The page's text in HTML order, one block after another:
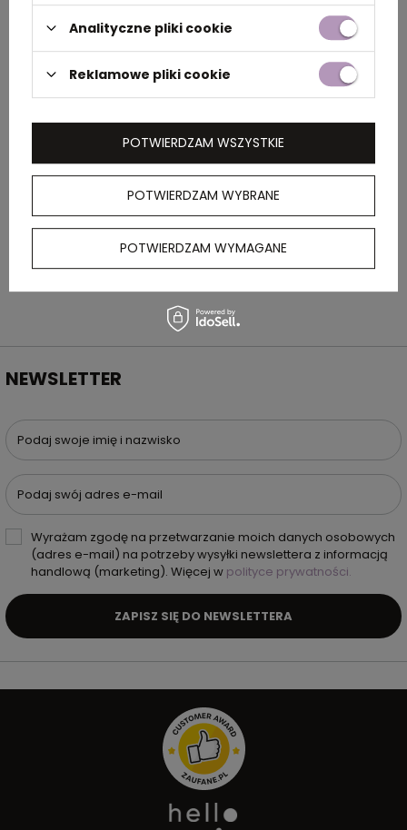
OPIS
ze srebrnymi akcentami. Posiada wkład
piszący na czarno.
NEWSLETTER
Podaj swoje imię i nazwisko
Podaj swój adres e-mail
Wyrażam zgodę na przetwarzanie moich danych osobowych
(adres e-mail) na potrzeby wysyłki newslettera z informacją
handlową (marketing). Więcej w polityce prywatności.
ZAPISZ SIĘ DO NEWSLETTERA
Analityczne pliki cookie
Reklamowe pliki cookie
POTWIERDZAM WYBRANE
POTWIERDZAM WYMAGANE
POTWIERDZAM WSZYSTKIE